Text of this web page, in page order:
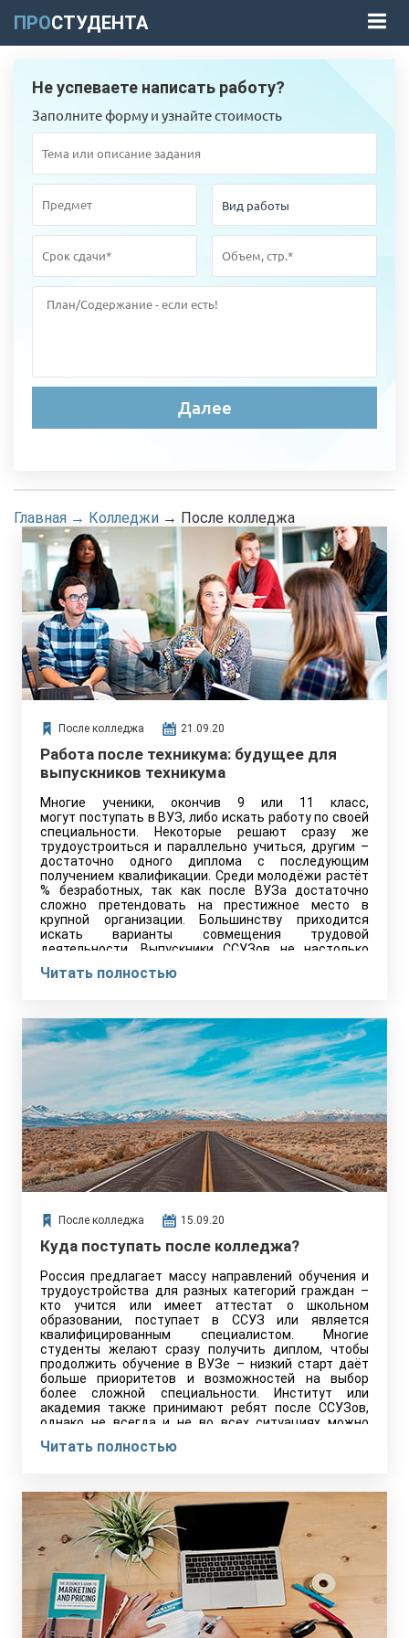
ПРОСТУДЕНТА
Не успеваете написать работу?
Заполните форму и узнайте стоимость
Главная → Колледжи → После колледжа
После колледжа 21.09.20
Работа после техникума: будущее для
выпускников техникума
Многие ученики, окончив 9 или 11 класс,
могут поступать в ВУЗ, либо искать работу по своей
специальности. Некоторые решают сразу же
трудоустроиться и параллельно учиться, другим –
достаточно одного диплома с последующим
получением квалификации. Среди молодёжи растёт
% безработных, так как после ВУЗа достаточно
сложно претендовать на престижное место в
крупной организации. Большинству приходится
искать варианты совмещения трудовой
деятельности. Выпускники ССУЗов не настолько
процессе обучения.
Читать полностью
После колледжа 15.09.20
Куда поступать после колледжа?
Россия предлагает массу направлений обучения и
трудоустройства для разных категорий граждан –
кто учится или имеет аттестат о школьном
образовании, поступает в ССУЗ или является
квалифицированным специалистом. Многие
студенты желают сразу получить диплом, чтобы
продолжить обучение в ВУЗе – низкий старт даёт
больше приоритетов и возможностей на выбор
более сложной специальности. Институт или
академия также принимают ребят после ССУЗов,
однако не всегда и не во всех ситуациях можно
соответствовало бы изначально выданному
Читать полностью